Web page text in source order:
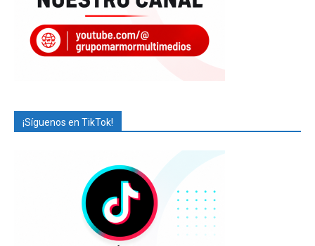
¡Síguenos en TikTok!